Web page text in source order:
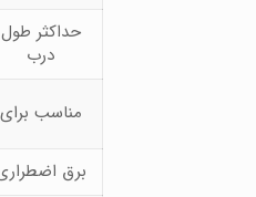
حداکثر طول
درب
مناسب برای
برق